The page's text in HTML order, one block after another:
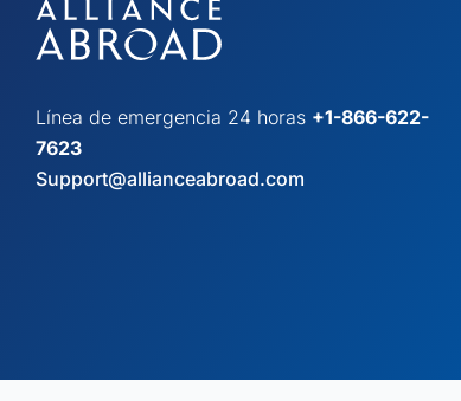
Línea de emergencia 24 horas +1-866-622-
7623
Support@allianceabroad.com